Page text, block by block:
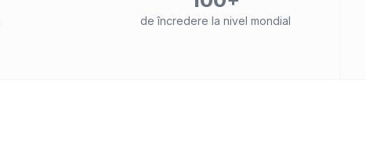
de încredere la nivel mondial